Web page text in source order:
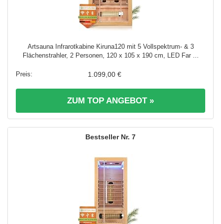
Artsauna Infrarotkabine Kiruna120 mit 5 Vollspektrum- & 3
Flächenstrahler, 2 Personen, 120 x 105 x 190 cm, LED Far ...
1.099,00 €
ZUM TOP ANGEBOT »
7